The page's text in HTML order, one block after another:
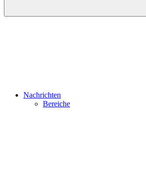
Nachrichten
Bereiche